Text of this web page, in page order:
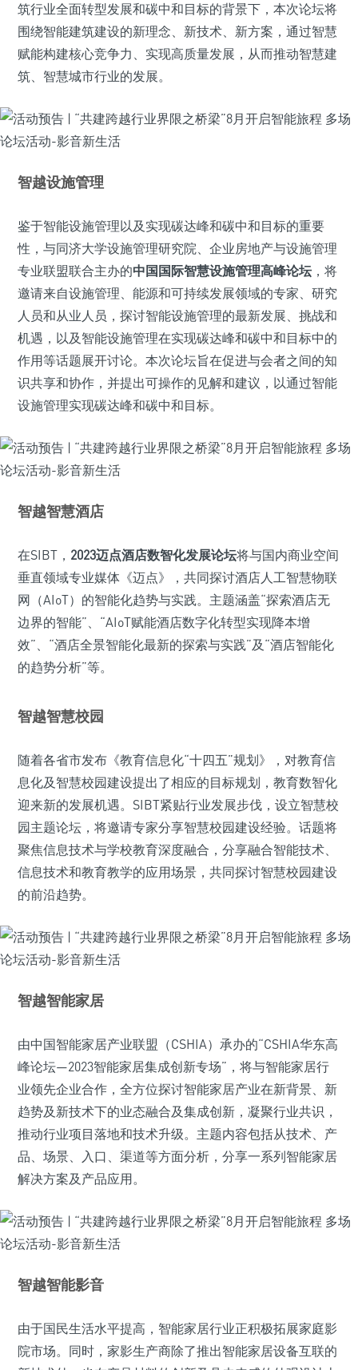
筑行业全面转型发展和碳中和目标的背景下，本次论坛将
围绕智能建筑建设的新理念、新技术、新方案，通过智慧
赋能构建核心竞争力、实现高质量发展，从而推动智慧建
筑、智慧城市行业的发展。
智越设施管理
鉴于智能设施管理以及实现碳达峰和碳中和目标的重要
性，与同济大学设施管理研究院、企业房地产与设施管理
专业联盟联合主办的中国国际智慧设施管理高峰论坛，将
邀请来自设施管理、能源和可持续发展领域的专家、研究
人员和从业人员，探讨智能设施管理的最新发展、挑战和
机遇，以及智能设施管理在实现碳达峰和碳中和目标中的
作用等话题展开讨论。本次论坛旨在促进与会者之间的知
识共享和协作，并提出可操作的见解和建议，以通过智能
设施管理实现碳达峰和碳中和目标。
智越智慧酒店
在SIBT， 2023迈点酒店数智化发展论坛将与国内商业空间
垂直领域专业媒体《迈点》，共同探讨酒店人工智慧物联
网（AIoT）的智能化趋势与实践。主题涵盖“探索酒店无
边界的智能”、“AIoT赋能酒店数字化转型实现降本增
效”、“酒店全景智能化最新的探索与实践”及“酒店智能化
的趋势分析”等。
智越智慧校园
随着各省市发布《教育信息化“十四五”规划》，对教育信
息化及智慧校园建设提出了相应的目标规划，教育数智化
迎来新的发展机遇。SIBT紧贴行业发展步伐，设立智慧校
园主题论坛，将邀请专家分享智慧校园建设经验。话题将
聚焦信息技术与学校教育深度融合，分享融合智能技术、
信息技术和教育教学的应用场景，共同探讨智慧校园建设
的前沿趋势。
智越智能家居
由中国智能家居产业联盟（CSHIA）承办的“CSHIA华东高
峰论坛—2023智能家居集成创新专场”，将与智能家居行
业领先企业合作，全方位探讨智能家居产业在新背景、新
趋势及新技术下的业态融合及集成创新，凝聚行业共识，
推动行业项目落地和技术升级。主题内容包括从技术、产
品、场景、入口、渠道等方面分析，分享一系列智能家居
解决方案及产品应用。
智越智能影音
由于国民生活水平提高，智能家居行业正积极拓展家庭影
院市场。同时，家影生产商除了推出智能家居设备互联的